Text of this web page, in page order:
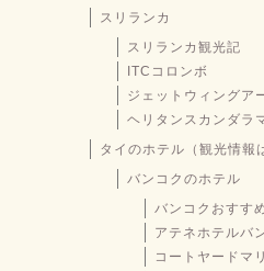
スリランカ
スリランカ観光記
ITCコロンボ
ジェットウィングア
ヘリタンスカンダラ
タイのホテル（観光情報
バンコクのホテル
バンコクおすす
アテネホテルバ
コートヤードマ